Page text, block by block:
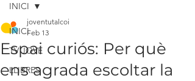
INICI
TV JOVE
LLIBRES
INICI
Espai curiós: Per què
ens agrada escoltar la
joventutalcoi
Feb 13